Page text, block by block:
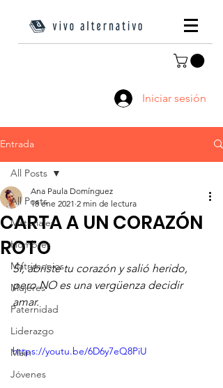
Iniciar sesión
Entrada
All Posts
Materiales
Hombres
Matrimonios
Mujeres
Paternidad
Liderazgo
Main
Jóvenes
All Posts
CARTA A UN CORAZÓN
ROTO
Ana Paula Domínguez
18 ene 2021 2 min de lectura
SÍ, abriste tu corazón y salió herido,
pero NO es una vergüenza decidir
amar.
https://youtu.be/6D6y7eQ8PiU